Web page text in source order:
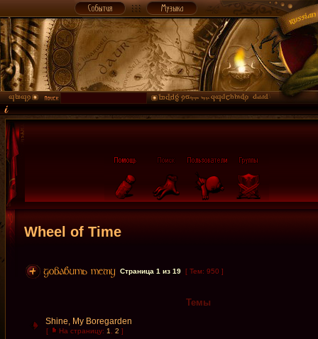
Wheel of Time
Страница 1 из 19 [ Тем: 950 ]
Темы
Shine, My Boregarden
[ На страницу: 1 2 ]